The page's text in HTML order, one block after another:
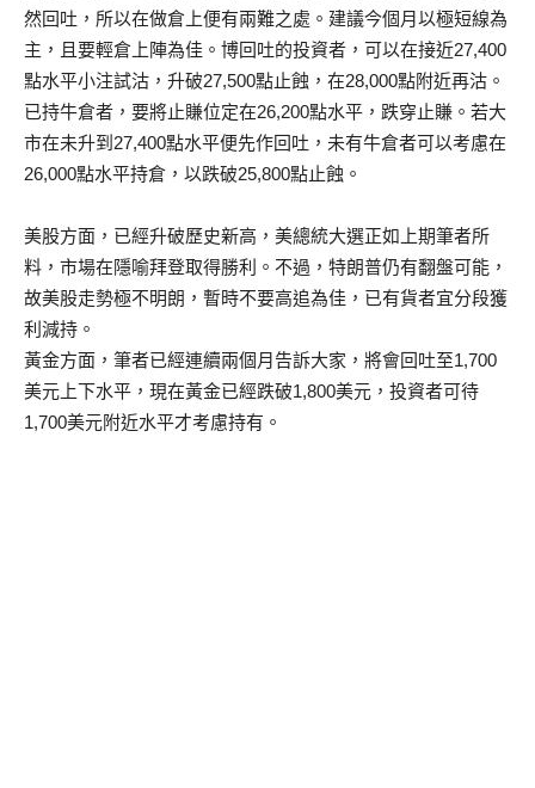
然回吐，所以在做倉上便有兩難之處。建議今個月以極短線為
主，且要輕倉上陣為佳。博回吐的投資者，可以在接近27,400
點水平小注試沽，升破27,500點止蝕，在28,000點附近再沽。
已持牛倉者，要將止賺位定在26,200點水平，跌穿止賺。若大
市在未升到27,400點水平便先作回吐，未有牛倉者可以考慮在
26,000點水平持倉，以跌破25,800點止蝕。
美股方面，已經升破歷史新高，美總統大選正如上期筆者所
料，市場在隱喻拜登取得勝利。不過，特朗普仍有翻盤可能，
故美股走勢極不明朗，暫時不要高追為佳，已有貨者宜分段獲
利減持。
黃金方面，筆者已經連續兩個月告訴大家，將會回吐至1,700
美元上下水平，現在黃金已經跌破1,800美元，投資者可待
1,700美元附近水平才考慮持有。